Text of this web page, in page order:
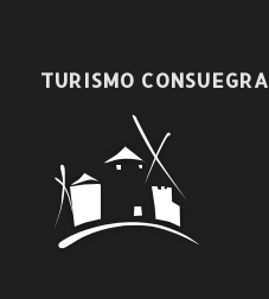
TURISMO CONSUEGRA